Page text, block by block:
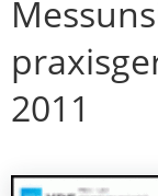
2011